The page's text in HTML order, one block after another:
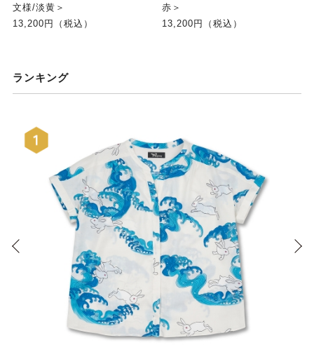
文様/淡黄＞
13,200円（税込）
赤＞
13,200円（税込）
ランキング